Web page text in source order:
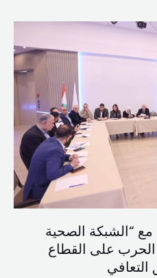
“الشبكة الصحية
الحرب على القطاع